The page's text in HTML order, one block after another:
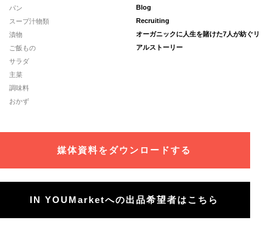
パン
スープ汁物類
漬物
ご飯もの
サラダ
主菜
調味料
おかず
Blog
Recruiting
オーガニックに人生を賭けた7人が紡ぐリ
アルストーリー
媒体資料をダウンロードする
IN YOUMarketへの出品希望者はこちら